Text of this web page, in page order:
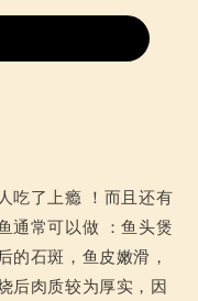
吃了上瘾 ！而且还有
通常可以做 ：鱼头煲
的石斑，鱼皮嫩滑，
后肉质较为厚实，因